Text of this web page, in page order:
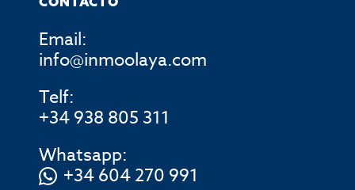
Email:
info@inmoolaya.com
Telf:
+34 938 805 311
Whatsapp:
+34 604 270 991